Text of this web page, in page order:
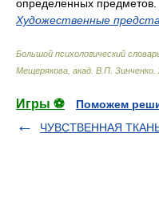
определенных
Художественные
Большой психологический
Мещерякова, акад. В.П. Зинченко
Игры ⚽
Поможем
ЧУВСТВЕННАЯ